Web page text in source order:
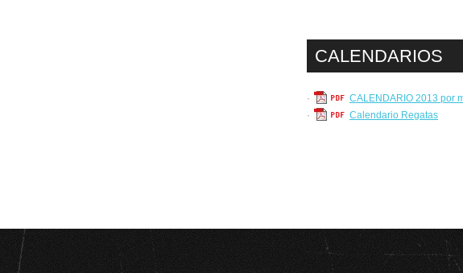
CALENDARIOS
·
CALENDARIO 2013 por
·
Calendario Regatas